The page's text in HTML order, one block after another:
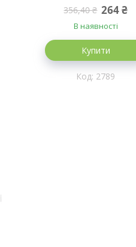
356,40 ₴ 264 ₴
В наявності
Купити
2789